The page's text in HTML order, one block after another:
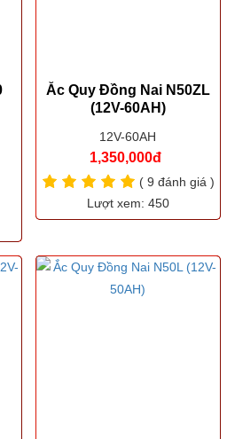
Ắc Quy Đồng Nai N50ZL
(12V-60AH)
12V-60AH
1,350,000đ
( 9 đánh giá )
Lượt xem: 450